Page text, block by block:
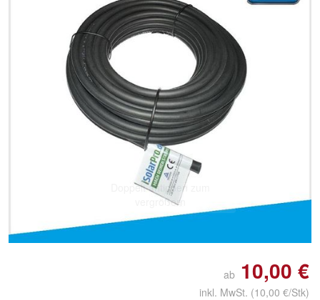
Doppelt antippen zum
vergrößern
ab 10,00 €
inkl. MwSt. (10,00 €/Stk)